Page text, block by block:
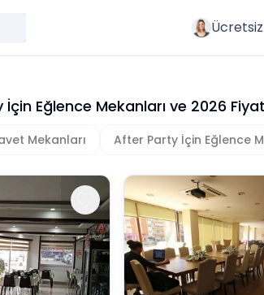
Ücretsiz
Eğlence Mekanları ve 2026
Mekanları After Party İçin Eğlence